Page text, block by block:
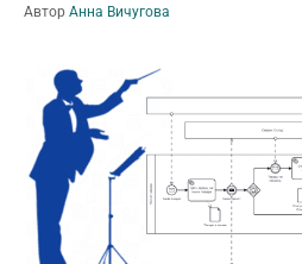
Автор Анна Вичугова